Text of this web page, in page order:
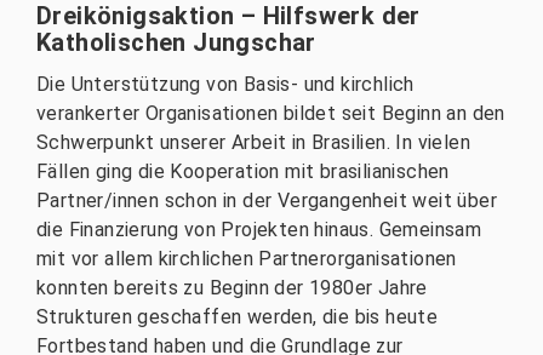
Dreikönigsaktion – Hilfswerk der
Katholischen Jungschar
Die Unterstützung von Basis- und kirchlich
verankerter Organisationen bildet seit Beginn an den
Schwerpunkt unserer Arbeit in Brasilien. In vielen
Fällen ging die Kooperation mit brasilianischen
Partner/innen schon in der Vergangenheit weit über
die Finanzierung von Projekten hinaus. Gemeinsam
mit vor allem kirchlichen Partnerorganisationen
konnten bereits zu Beginn der 1980er Jahre
Strukturen geschaffen werden, die bis heute
Fortbestand haben und die Grundlage zur